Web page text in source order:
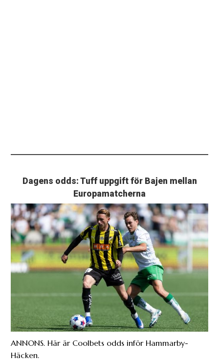
Dagens odds: Tuff uppgift för Bajen mellan
Europamatcherna
ANNONS. Här är Coolbets odds inför Hammarby-
Häcken.